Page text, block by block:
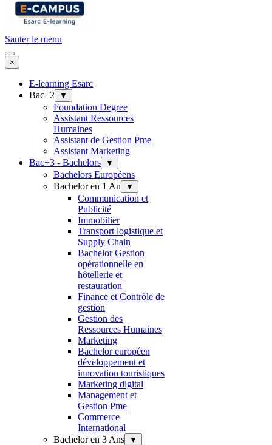
Sauter le menu
×
E-learning Esarc
Bac+2
▼
Foundation Degree
Assistant Ressources
Humaines
Assistant de Gestion Pme
Assistant Marketing
Bac+3 - Bachelors
▼
Bachelors Européens
Bachelor en 1 An
▼
Communication et
Publicité
Immobilier
Transport logistique et
Supply Chain
Bachelor Gestion
opérationnelle en
hôtellerie et
restauration
Finance et Contrôle de
gestion
Gestion des
Ressources Humaines
Marketing
Bachelor européen
développement et
innovation touristiques
Marketing digital
Management et
Gestion Pme
Commerce
International
Bachelor en 3 Ans
▼